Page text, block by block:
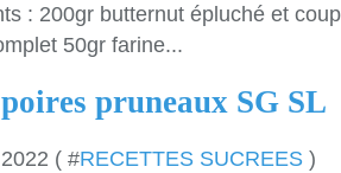
: 200gr butternut épluché et
50gr farine...
pruneaux SG SL
( #RECETTES SUCREES )